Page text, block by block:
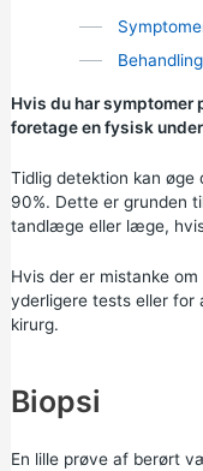
Behandling
Hvis du har
foretage en fysisk
Tidlig detektion kan
90%. Dette er grunden
tandlæge eller læge,
Hvis der er mistanke
yderligere tests eller for
kirurg.
Biopsi
En lille prøve af berørt